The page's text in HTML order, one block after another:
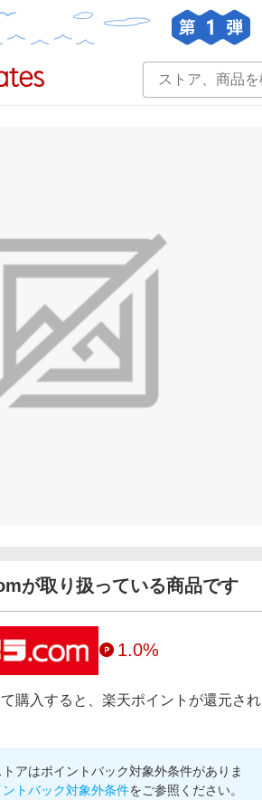
が取り扱っている商品です
1.0%
購入すると、楽天ポイントが還元され
アはポイントバック対象外条件がありま
ントバック対象外条件をご参照ください。